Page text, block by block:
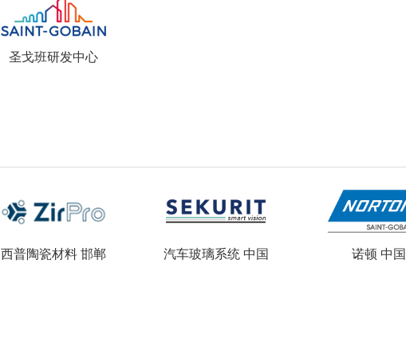
圣戈班研发中心
西普陶瓷材料 邯郸 汽车玻璃系统 中国 诺顿 中国